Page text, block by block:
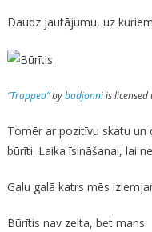
Daudz jautājumu, uz
“Trapped”bybadjonniis licensed
Tomēr ar pozitīvu skatu un
būrīti. Laika īsināšanai, lai
Galu galā katrs mēs
Būrītis nav zelta, bet mans.